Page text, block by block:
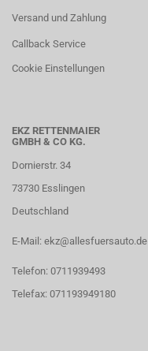
Versand und Zahlung
Callback Service
Cookie Einstellungen
EKZ RETTENMAIER
GMBH & CO KG.
Dornierstr. 34
73730 Esslingen
Deutschland
E-Mail: ekz@allesfuersauto.de
Telefon: 0711939493
Telefax: 071193949180